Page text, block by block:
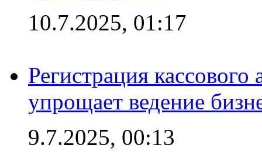
10.7.2025, 01:17
Регистрация
упрощает ведение
9.7.2025, 00:13